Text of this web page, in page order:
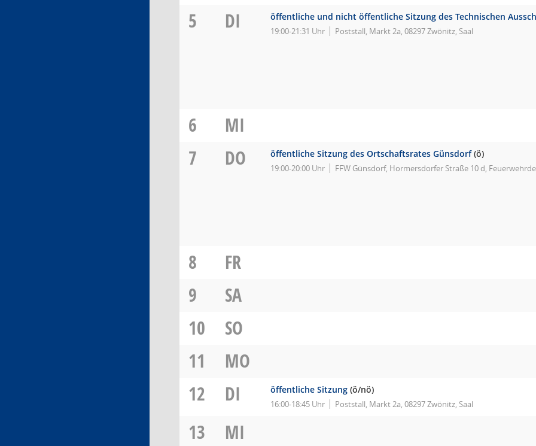
5 DI öffentliche und nicht öffentliche Sitzung des Technischen
19:00-21:31 Uhr Poststall, Markt 2a, 08297 Zwönitz, Saal
6
MI
7
DO öffentliche Sitzung des Ortschaftsrates Günsdorf(ö)
19:00-20:00 Uhr FFW Günsdorf, Hormersdorfer Straße 10 d,
8
FR
9
SA
10
SO
11
MO
12
DI öffentliche Sitzung (ö/nö)
16:00-18:45 Uhr Poststall, Markt 2a, 08297 Zwönitz, Saal
13
MI